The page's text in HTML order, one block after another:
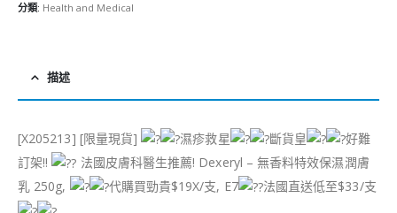
分類: Health and Medical
描述
[X205213] [限量現貨] 濕疹救星 斷貨皇
好難
訂架!!
法國皮膚科醫生推薦! Dexeryl – 無香料特效保濕潤膚
乳 250g,
代購買勁貴$19X/支, E7 法國直送低至$33/支